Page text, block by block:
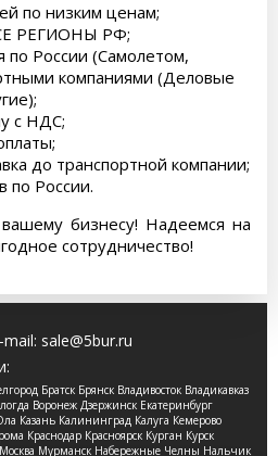
по низким ценам;
РЕГИОНЫ РФ;
по России (Самолетом,
компаниями (Деловые
с НДС;
до транспортной компании;
по России.
бизнесу! Надеемся на
сотрудничество!
mail: sale@5bur.ru
Братск Брянск Владивосток Владикавказ
Воронеж Дзержинск Екатеринбург
Казань Калининград Калуга Кемерово
Краснодар Красноярск Курган Курск
Мурманск Набережные Челны Нальчик